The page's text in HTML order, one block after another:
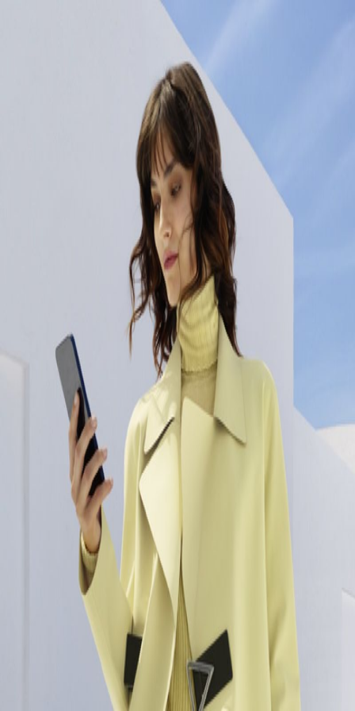
Digitale Dialogannahme
Mit dem Digital Car Check-In in Baden-Baden und Nagold sparen
Sie Zeit und genießen maximalen Komfort. Wählen Sie zwischen
unserem Hol- und Bringdienst oder der 24-Stunden-
Schlüsselabgabe, während unser Serviceberater Ihr Fahrzeug
kontaktlos in Empfang nimmt. Der Service in unserer Werkstatt
erfolgt anschließend in gewohnter WACKENHUT-Qualität und alle
relevanten Informationen zu Ihrem Fahrzeug werden digital
festgehalten. Nach Abschluss erhalten Sie eine Benachrichtigung
mit allen Details direkt auf Ihr Mobiltelefon – so verpassen Sie
nichts, egal wo Sie sich befinden. Für Fragen stehen Ihnen unsere
Serviceberater jederzeit zur Verfügung.